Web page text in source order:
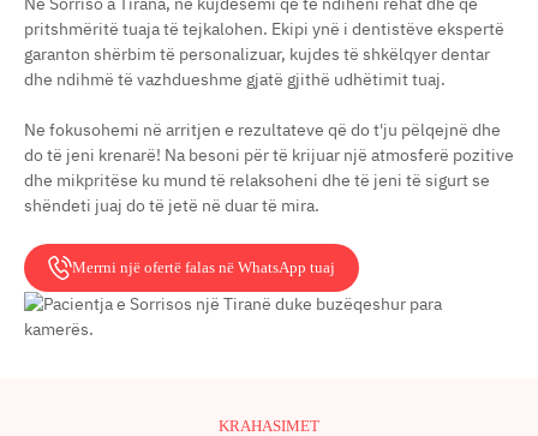
pritshmëritë tuaja të tejkalohen. Ekipi ynë i dentistëve ekspertë
garanton shërbim të personalizuar, kujdes të shkëlqyer dentar
dhe ndihmë të vazhdueshme gjatë gjithë udhëtimit tuaj.
Ne fokusohemi në arritjen e rezultateve që do t'ju pëlqejnë dhe
do të jeni krenarë! Na besoni për të krijuar një atmosferë pozitive
dhe mikpritëse ku mund të relaksoheni dhe të jeni të sigurt se
shëndeti juaj do të jetë në duar të mira.
Merrni një ofertë falas në WhatsApp tuaj
KRAHASIMET